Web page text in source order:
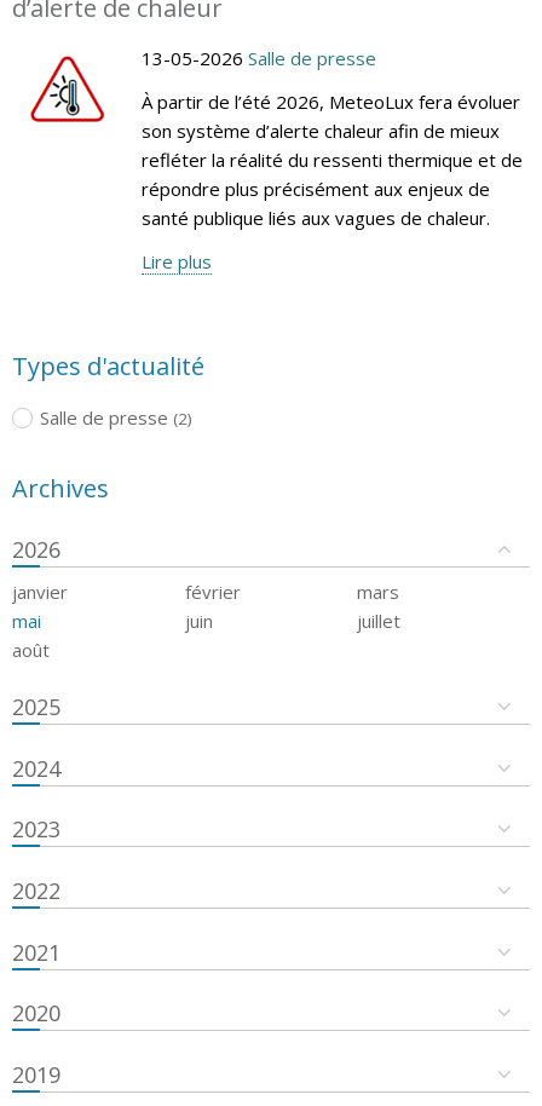
d’alerte de chaleur
13-05-2026 Salle de presse
À partir de l’été 2026, MeteoLux fera évoluer
son système d’alerte chaleur afin de mieux
refléter la réalité du ressenti thermique et de
répondre plus précisément aux enjeux de
santé publique liés aux vagues de chaleur.
Lire plus
Types d'actualité
Salle de presse (2)
Archives
2026
janvier février
mars
mai
juin
juillet
août
2025
2024
2023
2022
2021
2020
2019